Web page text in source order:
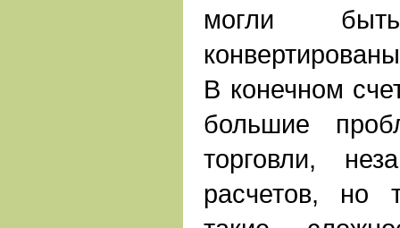
могли
В конечном
большие
торговли,
расчетов, но